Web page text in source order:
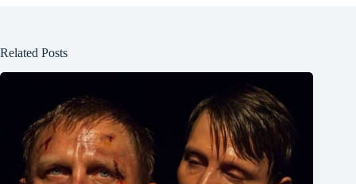
Related Posts